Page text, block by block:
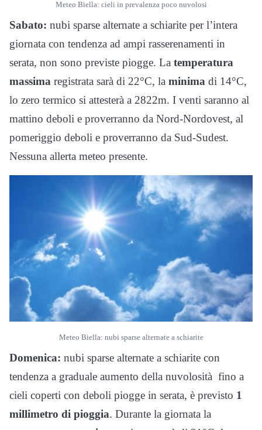
Meteo Biella: cieli in prevalenza poco nuvolosi
Sabato: nubi sparse alternate a schiarite per l’intera
giornata con tendenza ad ampi rasserenamenti in
serata, non sono previste piogge. La temperatura
massima registrata sarà di 22°C, la minima di 14°C,
lo zero termico si attesterà a 2822m. I venti saranno al
mattino deboli e proverranno da Nord-Nordovest, al
pomeriggio deboli e proverranno da Sud-Sudest.
Nessuna allerta meteo presente.
Meteo Biella: nubi sparse alternate a schiarite
Domenica: nubi sparse alternate a schiarite con
tendenza a graduale aumento della nuvolosità fino a
cieli coperti con deboli piogge in serata, è previsto 1
millimetro di pioggia. Durante la giornata la